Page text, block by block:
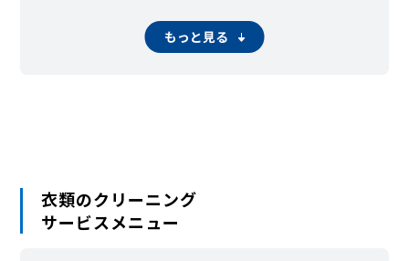
小岩駅周辺（南小岩） 南篠崎町
葛西臨海公園駅周辺（臨海町）河内
もっと見る
衣類のクリーニング
サービスメニュー